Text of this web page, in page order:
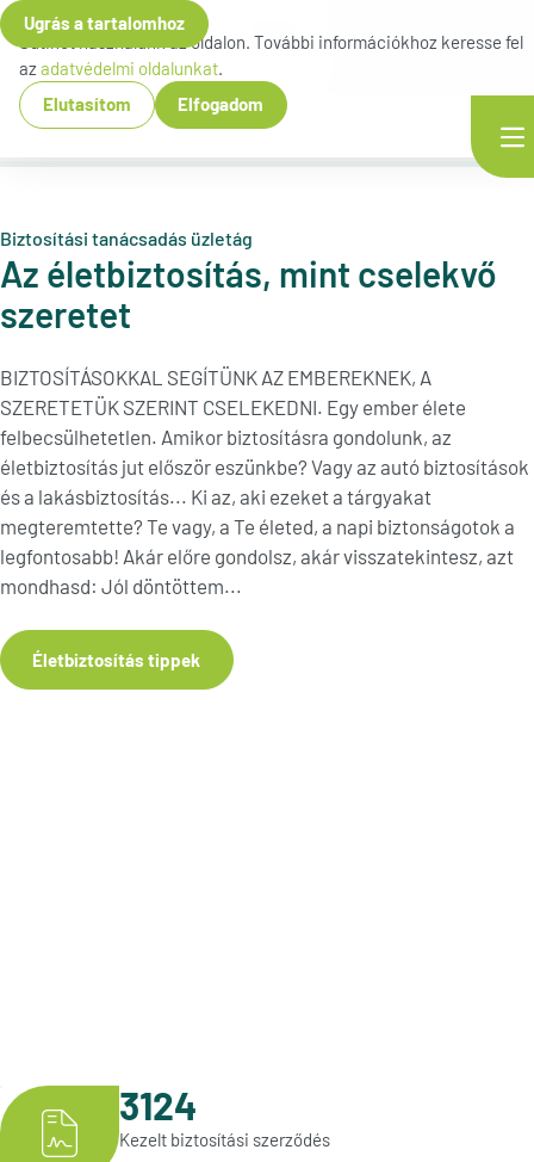
Sütiket használunk az oldalon. További információkhoz keresse fel
az adatvédelmi oldalunkat.
Elutasítom
Elfogadom
Ugrás a tartalomhoz
Biztosítási tanácsadás üzletág
Az életbiztosítás, mint cselekvő
szeretet
BIZTOSÍTÁSOKKAL SEGÍTÜNK AZ EMBEREKNEK, A
SZERETETÜK SZERINT CSELEKEDNI. Egy ember élete
felbecsülhetetlen. Amikor biztosításra gondolunk, az
életbiztosítás jut először eszünkbe? Vagy az autó biztosítások
és a lakásbiztosítás... Ki az, aki ezeket a tárgyakat
megteremtette? Te vagy, a Te életed, a napi biztonságotok a
legfontosabb! Akár előre gondolsz, akár visszatekintesz, azt
mondhasd: Jól döntöttem...
Életbiztosítás tippek
3124
Kezelt biztosítási szerződés